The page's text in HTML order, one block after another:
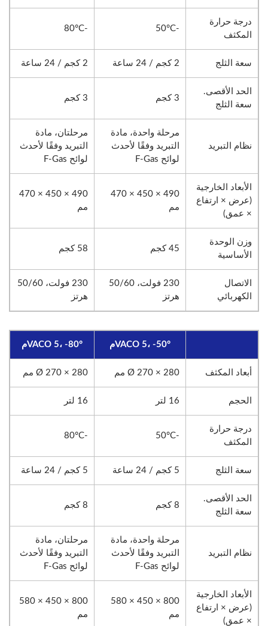
درجة حرارة
المكثف
-50°C
-80°C
سعة الثلج 2 كجم / 24 ساعة 2 كجم / 24 ساعة
الحد الأقصى.
سعة الثلج
3 كجم 3 كجم
نظام التبريد
مرحلة واحدة، مادة
التبريد وفقًا لأحدث
لوائح F-Gas
مرحلتان، مادة
التبريد وفقًا لأحدث
لوائح F-Gas
الأبعاد الخارجية
(عرض × ارتفاع
× عمق)
490 × 450 × 470
مم
490 × 450 × 470
مم
وزن الوحدة
الأساسية
45 كجم 58 كجم
الاتصال
الكهربائي
230 فولت، 50/60
هرتز
230 فولت، 50/60
هرتز
VACO 5، -50°م VACO 5، -80°م
أبعاد المكثف Ø 270 × 280 مم Ø 270 × 280 مم
الحجم 16 لتر 16 لتر
درجة حرارة
المكثف
-50°C
-80°C
سعة الثلج 5 كجم / 24 ساعة 5 كجم / 24 ساعة
الحد الأقصى.
سعة الثلج
8 كجم 8 كجم
نظام التبريد
مرحلة واحدة، مادة
التبريد وفقًا لأحدث
لوائح F-Gas
مرحلتان، مادة
التبريد وفقًا لأحدث
لوائح F-Gas
الأبعاد الخارجية
(عرض × ارتفاع
× عمق)
800 × 450 × 580
مم
800 × 450 × 580
مم